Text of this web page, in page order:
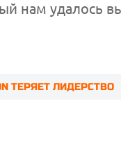
нам удалось
ТЕРЯЕТ ЛИДЕРСТВО